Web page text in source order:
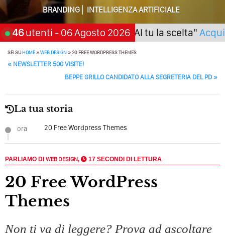
Della Vecchia SEO
Come Cambieranno I Social Media? Siamo Nell’era Degli
Algoritmi Predittivi
Quale Sarà Il Futuro Della Tua Azienda? Lo Decidi
Adesso Con I Social Media, L’AI E I Contenuti…
Solo Rumore…
Perché Non Guadagni Sui Social Media? Probabilmente
Tutto Peggiorerà
Quali Sono Gli Errori Della Comunicazione Politica? Il
Caso Delle Braccia Incrociate
Come Promuoversi Nel Wedding? Il Mio Intervento Per
L’Accademia Del Wedding
BRANDING
INTELLIGENZA ARTIFICIALE
46utenti - 06 Agosto 2026
(Napoli) Seminario "SarAI tu la scelta"Acquista
SEI SUHOME»WEB DESIGN»20 FREE WORDPRESS THEMES
POST NAVIGATION
« NEWSLETTER 500 VISITE!
BEPPE GRILLO CANDIDATO ALLA SEGRETERIA DEL PD »
La tua storia
ora 20 Free Wordpress Themes
PARLIAMO DI WEB DESIGN, 17 SECONDI DI LETTURA
20 Free WordPress
Themes
Non ti va di leggere? Prova ad ascoltare